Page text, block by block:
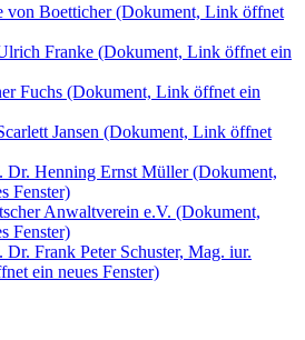
von Boetticher(Dokument, Link öffnet
Franke (Dokument, Link öffnet ein
Fuchs (Dokument, Link öffnet ein
Jansen (Dokument, Link öffnet
Dr. Henning Ernst Müller(Dokument,
Fenster)
Anwaltverein e.V. (Dokument,
Fenster)
Dr. Frank Peter Schuster, Mag. iur.
ein neues Fenster)